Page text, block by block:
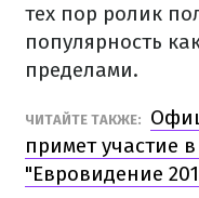
тех пор ролик
популярность
пределами.
ЧИТАЙТЕ ТАКЖЕ:
примет участие
"Евровидение